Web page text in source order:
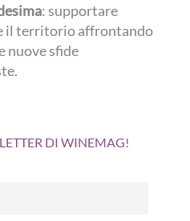
: supportare
il territorio affrontando
nuove sfide
DI WINEMAG!